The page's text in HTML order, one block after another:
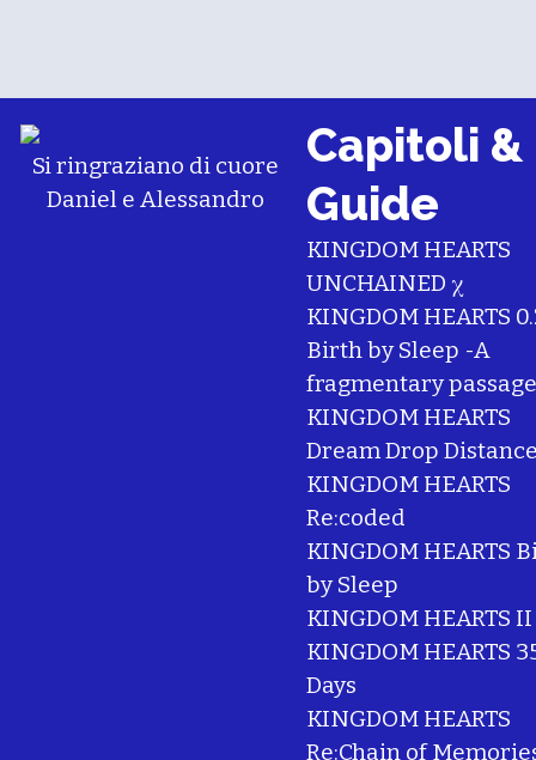
Si ringraziano di cuore
Daniel e Alessandro
Capitoli &
Guide
KINGDOM HEARTS
UNCHAINED χ
KINGDOM HEARTS
Birth by Sleep -A
fragmentary
KINGDOM HEARTS
Dream Drop
KINGDOM HEARTS
Re:coded
KINGDOM HEARTS
by Sleep
KINGDOM HEARTS II
KINGDOM HEARTS
Days
KINGDOM HEARTS
Re:Chain of